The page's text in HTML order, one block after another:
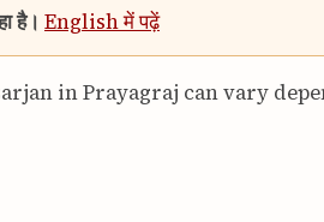
है। English में पढ़ें
in Prayagraj can vary